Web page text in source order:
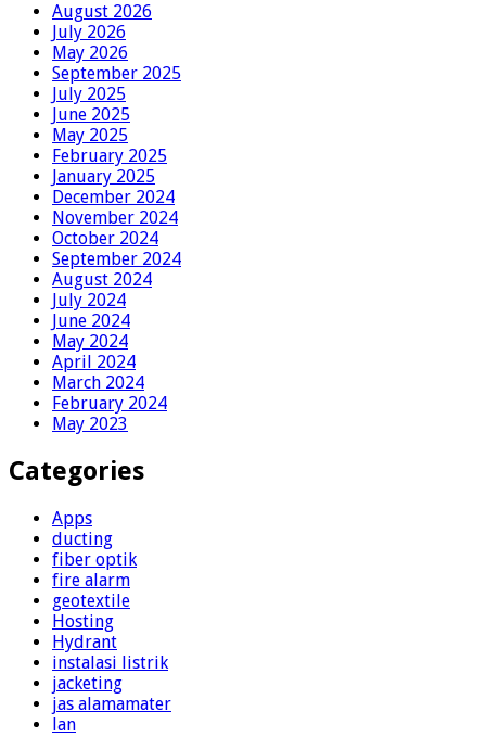
August 2026
July 2026
May 2026
September 2025
July 2025
June 2025
May 2025
February 2025
January 2025
December 2024
November 2024
October 2024
September 2024
August 2024
July 2024
June 2024
May 2024
April 2024
March 2024
February 2024
May 2023
Categories
Apps
ducting
fiber optik
fire alarm
geotextile
Hosting
Hydrant
instalasi listrik
jacketing
jas alamamater
lan